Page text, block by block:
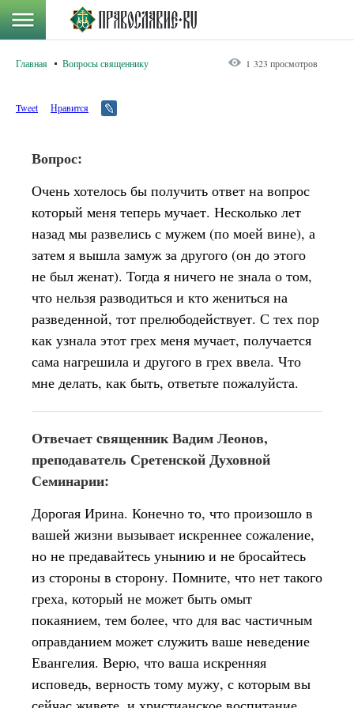
Главная Вопросы священнику 1 323 просмотров
Tweet Нравится
Вопрос:
Очень хотелось бы получить ответ на вопрос
который меня теперь мучает. Несколько лет
назад мы развелись с мужем (по моей вине), а
затем я вышла замуж за другого (он до этого
не был женат). Тогда я ничего не знала о том,
что нельзя разводиться и кто жениться на
разведенной, тот прелюбодействует. С тех пор
как узнала этот грех меня мучает, получается
сама нагрешила и другого в грех ввела. Что
мне делать, как быть, ответьте пожалуйста.
Отвечает cвященник Вадим Леонов,
преподаватель Сретенской Духовной
Семинарии:
Дорогая Ирина. Конечно то, что произошло в
вашей жизни вызывает искреннее сожаление,
но не предавайтесь унынию и не бросайтесь
из стороны в сторону. Помните, что нет такого
греха, который не может быть омыт
покаянием, тем более, что для вас частичным
оправданием может служить ваше неведение
Евангелия. Верю, что ваша искренняя
исповедь, верность тому мужу, с которым вы